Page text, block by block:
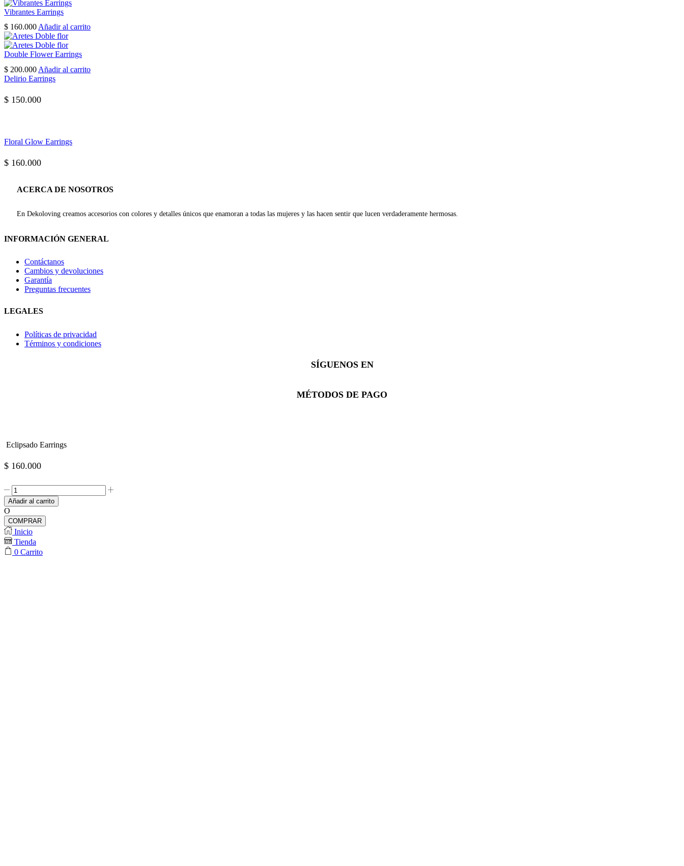
Vibrantes Earrings
$ 160.000Añadir al carrito
Double Flower Earrings
$ 200.000 Añadir al carrito
Delirio Earrings
$ 150.000
Floral Glow Earrings
$ 160.000
ACERCA DE NOSOTROS
En Dekoloving creamos accesorios con colores y detalles únicos que enamoran a todas las mujeres y las hacen sentir que lucen verdaderamente hermosas.
INFORMACIÓN GENERAL
Contáctanos
Cambios y devoluciones
Garantía
Preguntas frecuentes
LEGALES
Políticas de privacidad
Términos y condiciones
SÍGUENOS EN
Facebook
Instagram
Whatsapp
MÉTODOS DE PAGO
Eclipsado Earrings
$ 160.000
Eclipsado
Earrings
cantidad
Añadir al carrito
O
COMPRAR
Inicio
Tienda
0 Carrito